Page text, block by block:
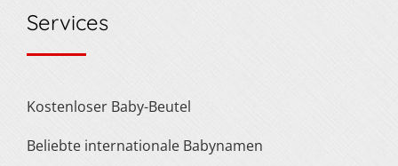
Services
Kostenloser Baby-Beutel
Beliebte internationale Babynamen